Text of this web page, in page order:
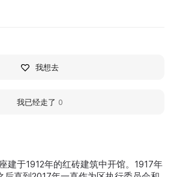
建于1912年的红砖建筑中开馆。1917年
我想去
我已经走了 0